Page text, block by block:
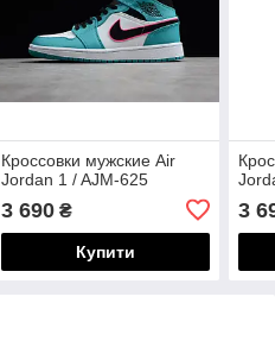
Кроссовки мужские Air
Jordan 1 / AJM-625
3 690₴
Купити
3